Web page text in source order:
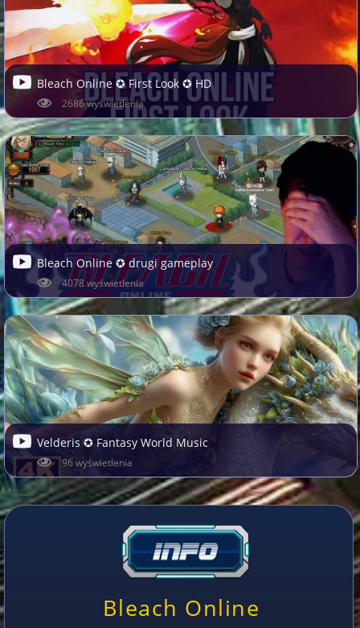
Bleach Online ✪ First Look ✪ HD
2686 wyświetlenia
Bleach Online ✪ drugi gameplay
4078 wyświetlenia
Velderis ✪ Fantasy World Music
96 wyświetlenia
Bleach Online